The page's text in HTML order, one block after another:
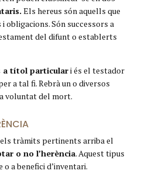
Els hereus són aquells que
obligacions. Són successors a
del difunt o establerts
a títol particulari és el testador
a tal fi. Rebrà un o diversos
voluntat del mort.
tràmits pertinents arriba el
o no l’herència. Aquest tipus
a benefici d’inventari.